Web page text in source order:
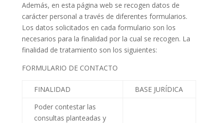
Además, en esta página web se recogen datos de
carácter personal a través de diferentes formularios.
Los datos solicitados en cada formulario son los
necesarios para la finalidad por la cual se recogen. La
finalidad de tratamiento son los siguientes:
FORMULARIO DE CONTACTO
FINALIDAD
BASE JURÍDICA
Poder contestar las
consultas planteadas y